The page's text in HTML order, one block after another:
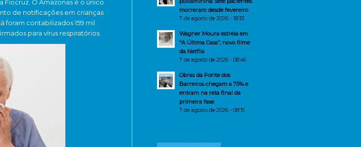
Fiocruz. O Amazonas é o único
de notificações em crianças
foram contabilizados 159 mil
para vírus respiratórios.
morreram desde fevereiro
7 de agosto de 2026 - 18:33
Wagner Moura estreia em
“A Última Casa”, novo filme
da Netflix
7 de agosto de 2026 - 08:46
Obras da Ponte dos
Barreiros chegam a 75% e
entram na reta final da
primeira fase
7 de agosto de 2026 - 08:15